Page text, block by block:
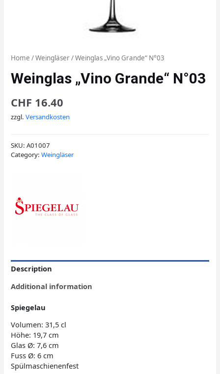
Home /Weingläser/ Weinglas „Vino Grande“ N°03
Weinglas „Vino Grande“ N°03
CHF 16.40
zzgl.Versandkosten
SKU:A01007
Category:Weingläser
Description
Additional information
Spiegelau
Volumen: 31,5 cl
Höhe: 19,7 cm
Glas Ø: 7,6 cm
Fuss Ø: 6 cm
Spülmaschienenfest